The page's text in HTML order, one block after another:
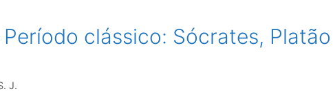
clássico: Sócrates, Platão
J.